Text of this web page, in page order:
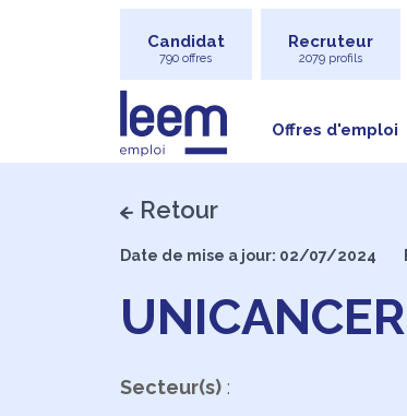
Candidat
790 offres
Recruteur
2079 profils
Offres d'emploi
Retour
Date de mise a jour: 02/07/2024
Secteur(s):